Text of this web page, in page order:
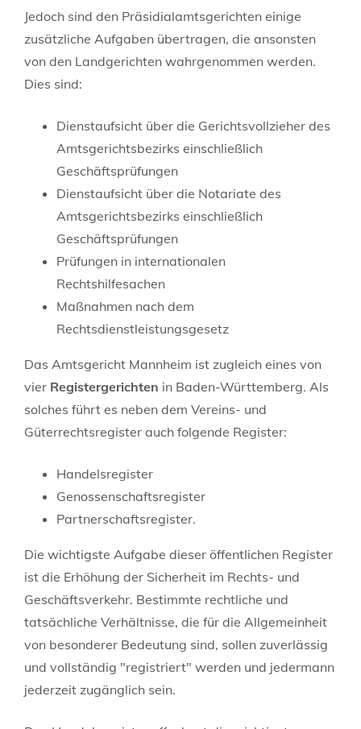
Jedoch sind den Präsidialamtsgerichten einige
zusätzliche Aufgaben übertragen, die ansonsten
von den Landgerichten wahrgenommen werden.
Dies sind:
Dienstaufsicht über die Gerichtsvollzieher des
Amtsgerichtsbezirks einschließlich
Geschäftsprüfungen
Dienstaufsicht über die Notariate des
Amtsgerichtsbezirks einschließlich
Geschäftsprüfungen
Prüfungen in internationalen
Rechtshilfesachen
Maßnahmen nach dem
Rechtsdienstleistungsgesetz
Das Amtsgericht Mannheim ist zugleich eines von
vier Registergerichten in Baden-Württemberg. Als
solches führt es neben dem Vereins- und
Güterrechtsregister auch folgende Register:
Handelsregister
Genossenschaftsregister
Partnerschaftsregister.
Die wichtigste Aufgabe dieser öffentlichen Register
ist die Erhöhung der Sicherheit im Rechts- und
Geschäftsverkehr. Bestimmte rechtliche und
tatsächliche Verhältnisse, die für die Allgemeinheit
von besonderer Bedeutung sind, sollen zuverlässig
und vollständig "registriert" werden und jedermann
jederzeit zugänglich sein.